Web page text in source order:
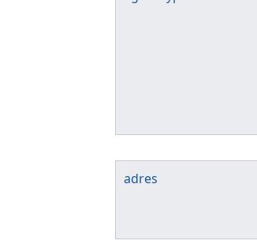
adres